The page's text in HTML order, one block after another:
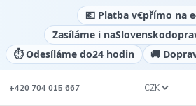
💶 Platba v€přímo na
Zasíláme i naSlovensko
⏱️ Odesíláme do24 hodin 🚚
CZK
+420 704 015 667